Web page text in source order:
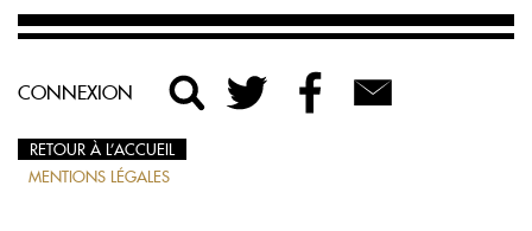
CONNEXION
RETOUR À L’ACCUEIL
MENTIONS LÉGALES